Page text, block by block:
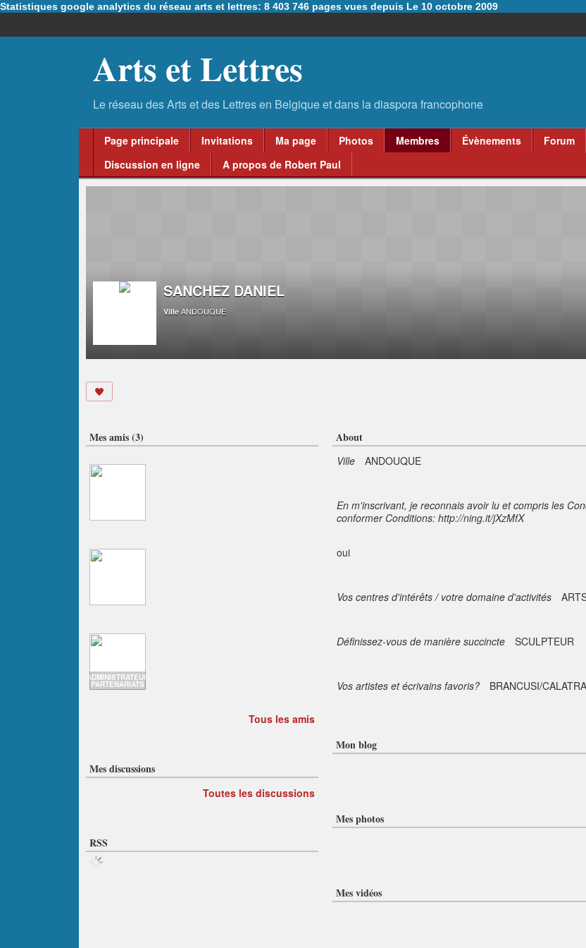
Statistiques google analytics du réseau arts et lettres: 8 403 746 pages vues depuis Le 10 octobre 2009
Arts et Lettres
Page principale Invitations Ma page Photos Membres Évènements Forum
Discussion en ligne
A propos de Robert Paul
SANCHEZ DANIEL
Ville ANDOUQUE
About
Ville ANDOUQUE
En m'inscrivant, je reconnais avoir lu et compris les
conformer Conditions: http://ning.it/jXzMfX
oui
Vos centres d'intérêts / votre domaine d'activités
Définissez-vous de manière succincte SCULPTEUR
Vos artistes et écrivains favoris? BRANCUSI/
Mon blog
Mes photos
Mes vidéos
Mes amis (3)
ADMINISTRATEUR
PARTENARIATS
Tous les amis
Mes discussions
Toutes les discussions
RSS